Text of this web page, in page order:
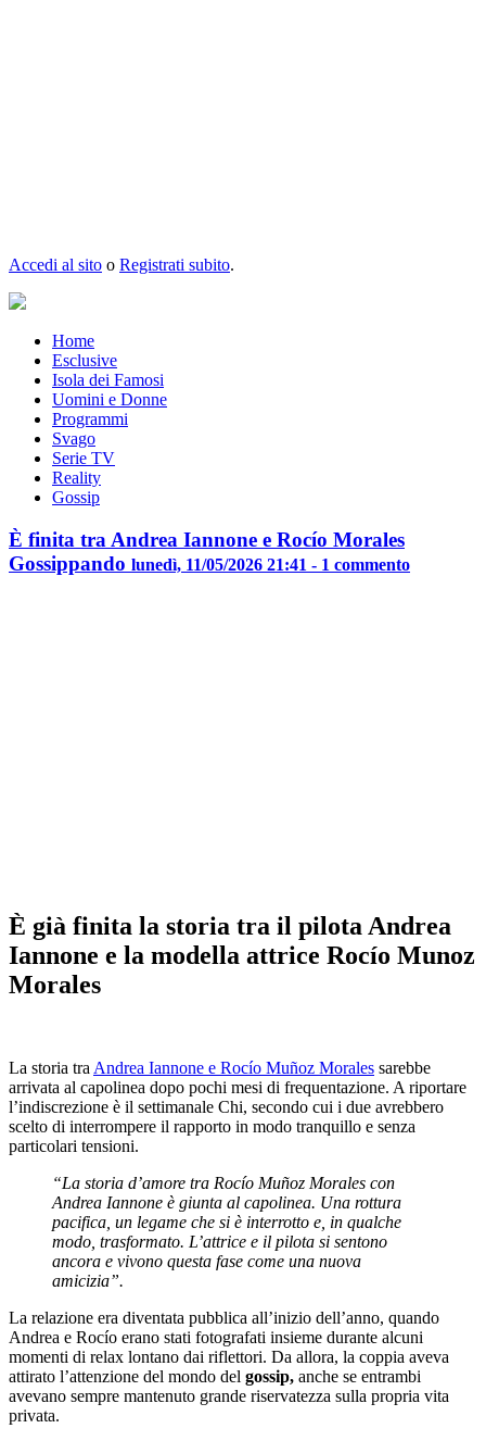
Accedi al sito o Registrati subito.
Home
Esclusive
Isola dei Famosi
Uomini e Donne
Programmi
Svago
Serie TV
Reality
Gossip
È finita tra Andrea Iannone e Rocío Morales
Gossippando lunedì, 11/05/2026 21:41 - 1 commento
È già finita la storia tra il pilota Andrea
Iannone e la modella attrice Rocío Munoz
Morales
La storia tra Andrea Iannone e Rocío Muñoz Morales sarebbe
arrivata al capolinea dopo pochi mesi di frequentazione. A riportare
l’indiscrezione è il settimanale Chi, secondo cui i due avrebbero
scelto di interrompere il rapporto in modo tranquillo e senza
particolari tensioni.
“La storia d’amore tra Rocío Muñoz Morales con
Andrea Iannone è giunta al capolinea. Una rottura
pacifica, un legame che si è interrotto e, in qualche
modo, trasformato. L’attrice e il pilota si sentono
ancora e vivono questa fase come una nuova
amicizia”.
La relazione era diventata pubblica all’inizio dell’anno, quando
Andrea e Rocío erano stati fotografati insieme durante alcuni
momenti di relax lontano dai riflettori. Da allora, la coppia aveva
attirato l’attenzione del mondo del gossip, anche se entrambi
avevano sempre mantenuto grande riservatezza sulla propria vita
privata.